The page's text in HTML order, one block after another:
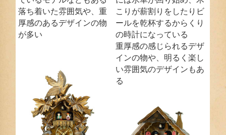
落ち着いた雰囲気や、重
厚感のあるデザインの物
が多い
こりが薪割りをしたりビ
ールを乾杯するからくり
の時計になっている
重厚感の感じられるデザ
インの物や、明るく楽し
い雰囲気のデザインもあ
る